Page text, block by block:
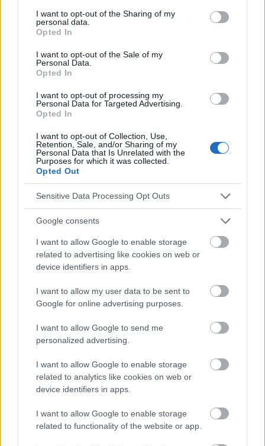
not limited to your visit or usage behaviour. You may click to
grant or deny consent to Google and its third-party tags to
use your data for below specified purposes in below Google
consent section.
I want to opt-out of the Sharing of my
personal data.
Opted In
I want to opt-out of the Sale of my
Personal Data.
Opted In
I want to opt-out of processing my
Personal Data for Targeted Advertising.
Opted In
I want to opt-out of Collection, Use,
Retention, Sale, and/or Sharing of my
Personal Data that Is Unrelated with the
Purposes for which it was collected.
Opted Out
Sensitive Data Processing Opt Outs
Google consents
I want to allow Google to enable storage
related to advertising like cookies on web or
device identifiers in apps.
I want to allow my user data to be sent to
Google for online advertising purposes.
I want to allow Google to send me
personalized advertising.
I want to allow Google to enable storage
related to analytics like cookies on web or
device identifiers in apps.
I want to allow Google to enable storage
related to functionality of the website or app.
02.12.2013, 69-81, https://zeszytyhumanitas.pl/article/92310/pl
au 03.04.2026 2. B. Mańkowska, Wypalenie zawodowe
Forum Psychologiczne, 2018, volume 23, numéro 2, p. 430-445
3. G. Bartkowiak, L'homme au travail. From stress to success in
the organization, Polskie Wydawnictwo Ekonomiczne, Warsaw
dam/corporate/newscenter/global/future-health-index/report-
pages/experience-transformation/2024/first-draft/philips-
future-health-index-2024-report-better-care-for-more-people-
Satysfakcja zawodowa pielęgniarek i pielęgniarzy w Polsce -
wstępne wyniki badań ankietowych, IV Kongres Statystyki
Polskiej, 2024, https://kongres2024.stat.gov.pl as of 03.04.2026
6. I.Nenko et al, Ogólnopolskie badanie "Praca położnych:
satysfakcja, stres, wypalenie zawodowe", 2023,
https://nipip.pl/ogolnopolskie-badanie-praca-poloznych-
satysfakcja-stres-wypalenie-zawodowe/ as of 03.04.2026 7. K.
Różycka, Wypalenie zawodowe pielęgniarki/ pielęgniarz - jak
https://nursing.com.pl/artykul/wypalenie-zawodowe-
pielegniarkipielegniarza-jak-sobie-z-nim-radzic-
603cdb27d7ce884fae1f3bfe au 04.04.2026 8. S.Cielebąk et al,
Pielęgniarstwo XXI wieku, nr 4 (45)/2013, 11-16 9. J. Konczanin,
Sposoby na stres. Manuel de l'employé, PIP, www.pip.gov.pl au
04.04.2026
Le contenu et les documents de ce site Web sont éducatifs et
informatifs. L'éditeur et les éditeurs du site ne sont pas
responsables des effets de leur utilisation. Avant d'utiliser les
conseils et astuces contenus dans le site, vous devez